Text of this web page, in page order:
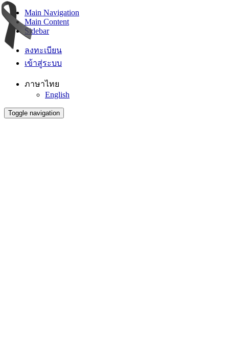
Main Navigation
Main Content
Sidebar
ลงทะเบียน
เข้าสู่ระบบ
ภาษาไทย
English
Toggle navigation